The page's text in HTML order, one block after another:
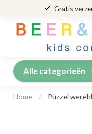
Gratis
Alle categorieën
Home / Puzzel